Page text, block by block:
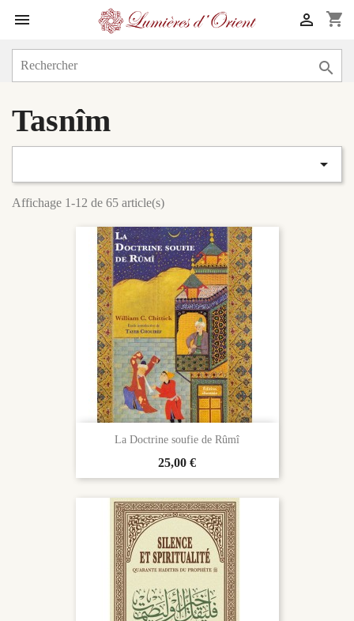
 shopping_cart


Tasnîm

Affichage 1-12 de 65 article(s)
La Doctrine soufie de Rûmî
Prix
25,00 €